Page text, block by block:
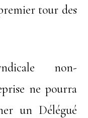
tour des
non-
ne pourra
un Délégué